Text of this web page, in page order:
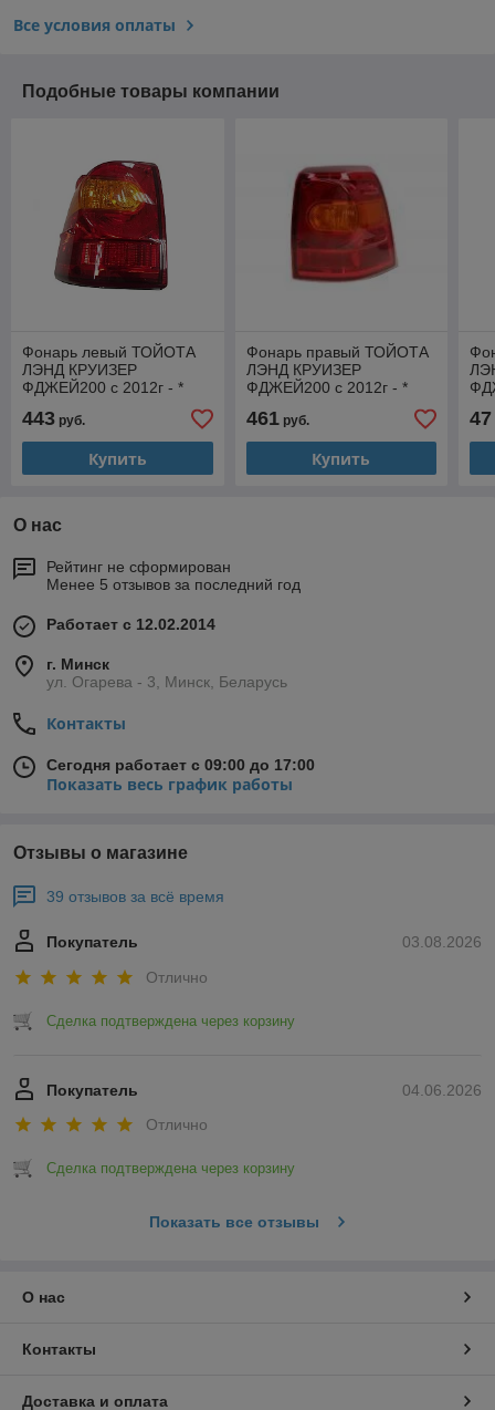
Все условия оплаты
Подобные товары компании
Фонарь левый ТОЙОТА
ЛЭНД КРУИЗЕР
ФДЖЕЙ200 с 2012г - *
443 руб.
Купить
Фонарь правый ТОЙОТА
ЛЭНД КРУИЗЕР
ФДЖЕЙ200 с 2012г - *
461руб.
Купить
47
О нас
Рейтинг не сформирован
Менее 5 отзывов за последний год
Работает с 12.02.2014
г. Минск
ул. Огарева - 3, Минск, Беларусь
Контакты
Сегодня работает с 09:00 до 17:00
Показать весь график работы
Отзывы о магазине
39 отзывов за всё время
03.08.2026
Покупатель
Отлично
Сделка подтверждена через корзину
04.06.2026
Покупатель
Отлично
Сделка подтверждена через корзину
Показать все отзывы
О нас
Контакты
Доставка и оплата